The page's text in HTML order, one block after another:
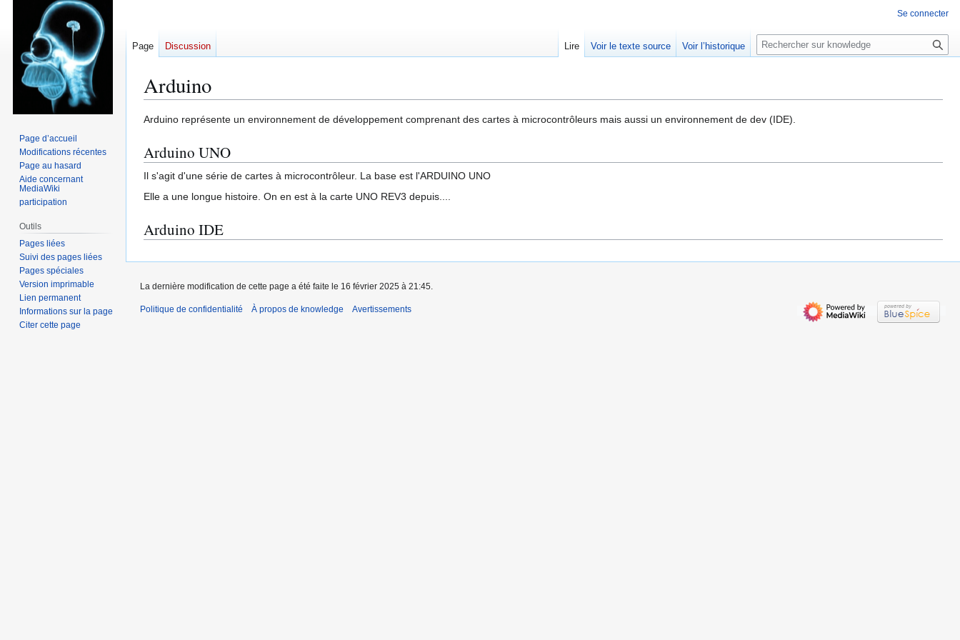
Arduino
Aller
la
navigation
Aller
la
recherche
Arduino représente un environnement de développement comprenant des cartes à microcontrôleurs mais aussi un environnement de dev (IDE).
Arduino UNO
Il s'agit d'une série de cartes à microcontrôleur. La base est l'ARDUINO UNO
Elle a une longue histoire. On en est à la carte UNO REV3 depuis....
Arduino IDE
Se connecter
Page Discussion Lire Voir le texte source Voir l’historique
R
e
e
r
Page d’accueil
Modifications récentes
Page au hasard
Aide concernant
MediaWiki
participation
Outils
Pages liées
Suivi des pages liées
Pages spéciales
Version imprimable
Lien permanent
Informations sur la page
Citer cette page
La dernière modification de cette page a été faite le 16 février 2025 à 21:45.
Politique de confidentialité À propos de knowledge Avertissements